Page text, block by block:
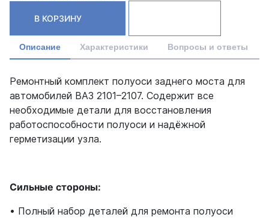
В КОРЗИНУ
Описание Характеристики Вопросы и ответы
Ремонтный комплект полуоси заднего моста для
автомобилей ВАЗ 2101–2107. Содержит все
необходимые детали для восстановления
работоспособности полуоси и надёжной
герметизации узла.
Сильные стороны:
• Полный набор деталей для ремонта полуоси